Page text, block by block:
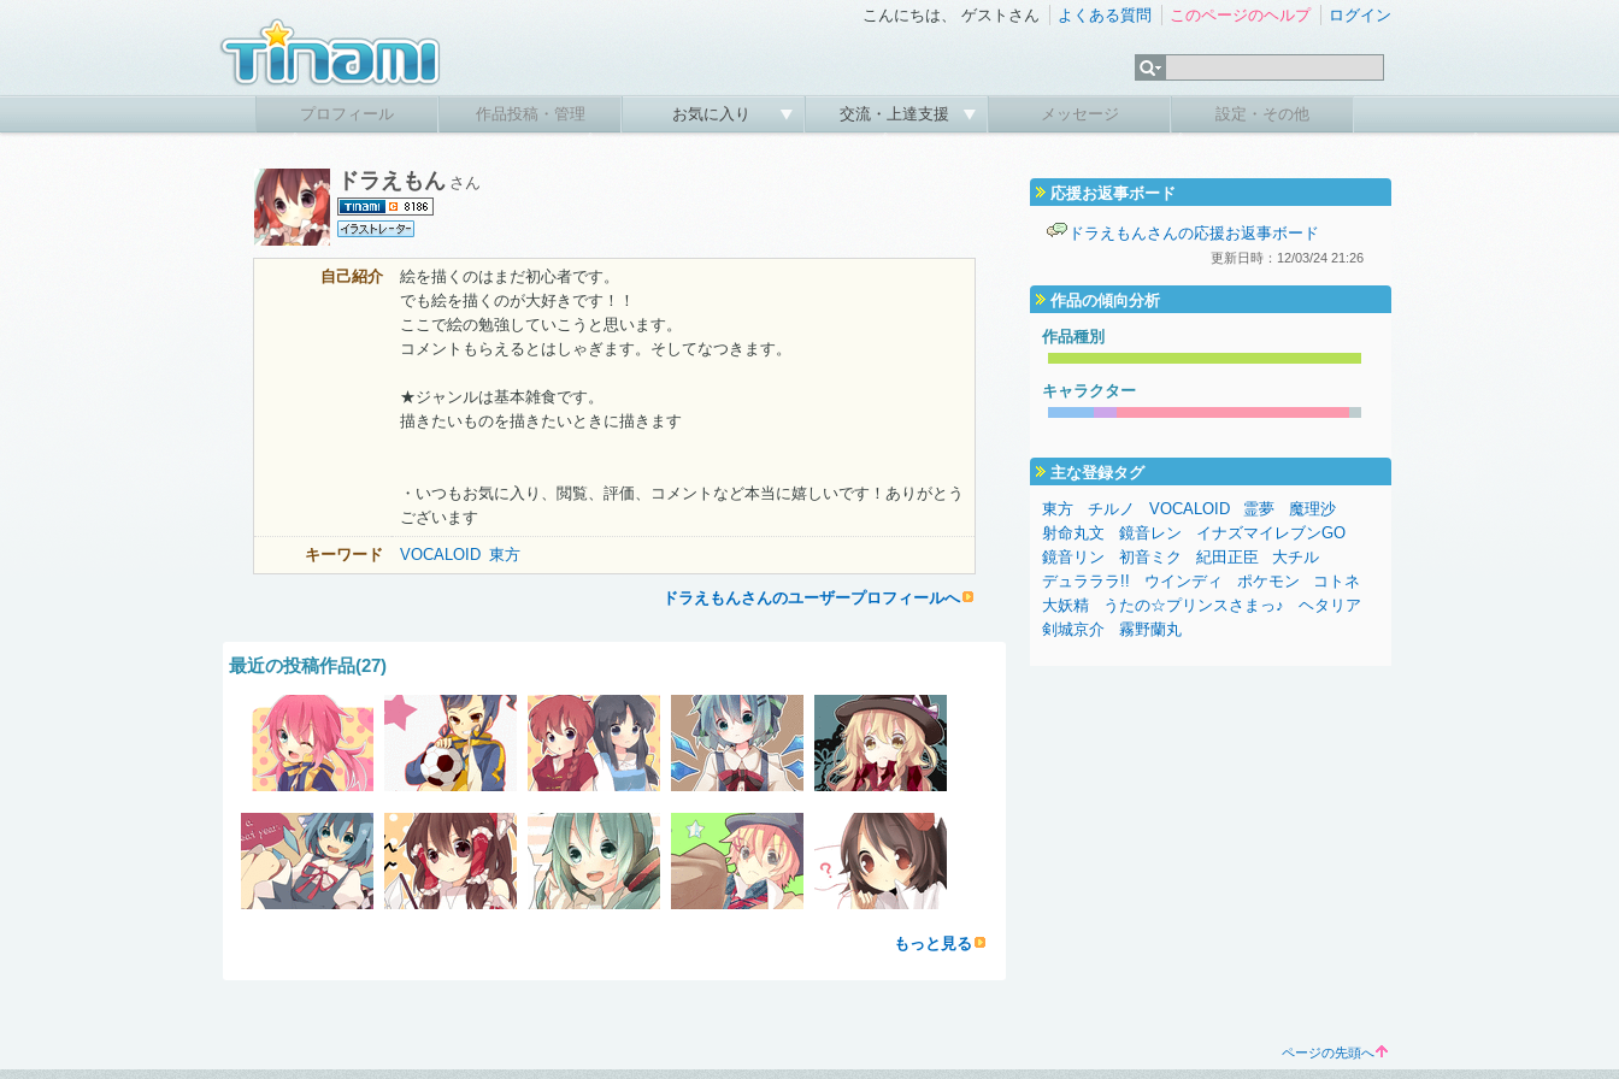
こんにちは、 ゲストさん よくある質問 このページのヘルプ ログイン
プロフィール 作品投稿・管理 お気に入り 交流・上達支援 メッセージ 設定・その他
ドラえもん さん
自己紹介
絵を描くのはまだ初心者です。
でも絵を描くのが大好きです！！
ここで絵の勉強していこうと思います。
コメントもらえるとはしゃぎます。そしてなつきます。
★ジャンルは基本雑食です。
描きたいものを描きたいときに描きます
・いつもお気に入り、閲覧、評価、コメントなど本当に嬉しいです！ありがとう
ございます
キーワード VOCALOID 東方
ドラえもんさんのユーザープロフィールへ
最近の投稿作品(27)
もっと見る
応援お返事ボード
ドラえもんさんの応援お返事ボード
更新日時：12/03/24 21:26
作品の傾向分析
作品種別
キャラクター
主な登録タグ
東方
チルノ VOCALOID 霊夢
魔理沙
射命丸文
鏡音レン
イナズマイレブンGO
鏡音リン
初音ミク 紀田正臣
大チル
デュラララ!!
ウインディ ポケモン
コトネ
大妖精
うたの☆プリンスさまっ♪
ヘタリア
剣城京介
霧野蘭丸
ページの先頭へ